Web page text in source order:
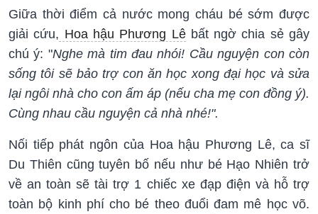
Giữa thời điểm cả nước mong cháu bé sớm được
giải cứu, Hoa hậu Phương Lêbất ngờ chia sẻ gây
chú ý: "Nghe mà tim đau nhói! Cầu nguyện con còn
sống tôi sẽ bảo trợ con ăn học xong đại học và sửa
lại ngôi nhà cho con ấm áp (nếu cha mẹ con đồng ý).
Cùng nhau cầu nguyện cả nhà nhé!".
Nối tiếp phát ngôn của Hoa hậu Phương Lê, ca sĩ
Du Thiên cũng tuyên bố nếu như bé Hạo Nhiên trở
về an toàn sẽ tài trợ 1 chiếc xe đạp điện và hỗ trợ
toàn bộ kinh phí cho bé theo đuổi đam mê học võ.